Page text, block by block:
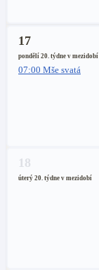
17
pondělí 20. týdne v mezidobí
07:00 Mše svatá
18
úterý 20. týdne v mezidobí